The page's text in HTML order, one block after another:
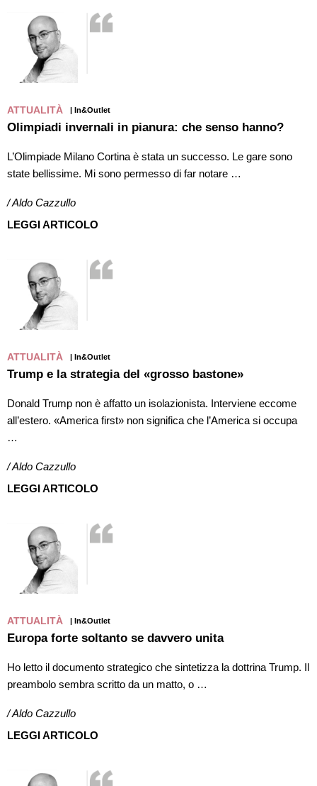
ATTUALITÀ | In&Outlet
Olimpiadi invernali in pianura: che senso hanno?
L’Olimpiade Milano Cortina è stata un successo. Le gare sono
state bellissime. Mi sono permesso di far notare …
/ Aldo Cazzullo
LEGGI ARTICOLO
ATTUALITÀ | In&Outlet
Trump e la strategia del «grosso bastone»
Donald Trump non è affatto un isolazionista. Interviene eccome
all’estero. «America first» non significa che l’America si occupa
…
/ Aldo Cazzullo
LEGGI ARTICOLO
ATTUALITÀ | In&Outlet
Europa forte soltanto se davvero unita
Ho letto il documento strategico che sintetizza la dottrina Trump. Il
preambolo sembra scritto da un matto, o …
/ Aldo Cazzullo
LEGGI ARTICOLO